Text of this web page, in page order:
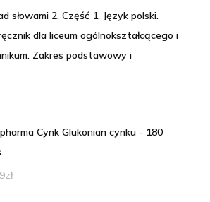
słowami 2. Część 1. Język polski.
dla liceum ogólnokształcącego i
Zakres podstawowy i
Cynk Glukonian cynku - 180
zł